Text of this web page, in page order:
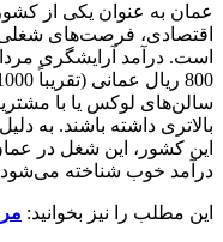
عمان به عنوان یکی از
اقتصادی، فرصت‌های شغلی
سالن‌های لوکس یا با
بالاتری داشته باشند. به
این کشور، این شغل در
درآمد خوب شناخته
این مطلب را نیز بخوانید: